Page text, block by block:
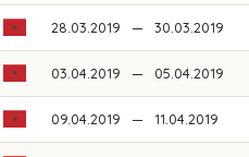
28.03.2019 — 30.03.2019
03.04.2019 — 05.04.2019
09.04.2019 — 11.04.2019